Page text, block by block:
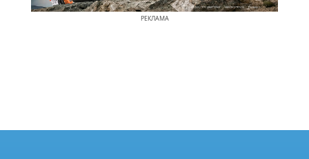
РЕКЛАМА